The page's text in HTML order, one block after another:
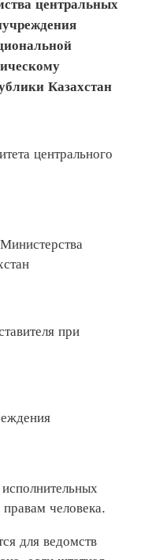
Казахстан
центрального
при
человека.
для ведомств